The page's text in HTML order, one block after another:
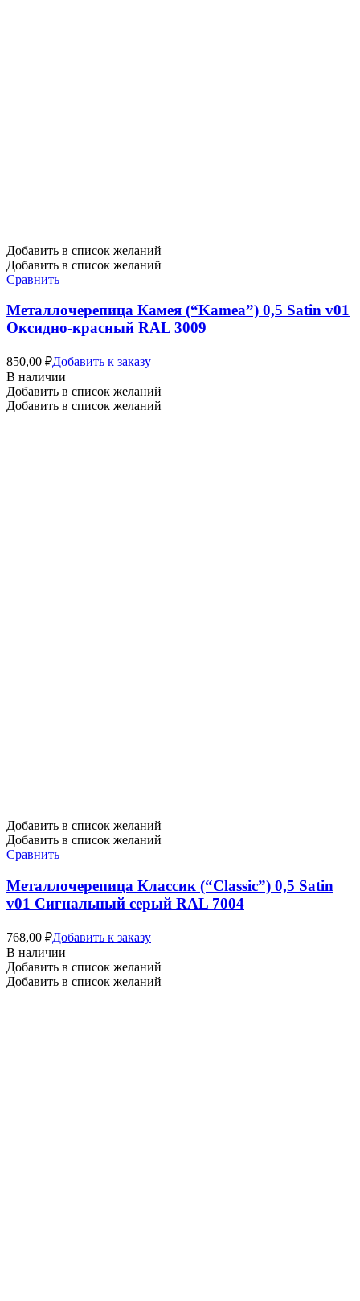
Добавить в список желаний
Добавить в список желаний
Сравнить
Металлочерепица Камея (“Kamea”) 0,5 Satin v01
Оксидно-красный RAL 3009
850,00 ₽Добавить к заказу
В наличии
Добавить в список желаний
Добавить в список желаний
Добавить в список желаний
Добавить в список желаний
Сравнить
Металлочерепица Классик (“Classic”) 0,5 Satin
v01 Сигнальный серый RAL 7004
768,00 ₽Добавить к заказу
В наличии
Добавить в список желаний
Добавить в список желаний